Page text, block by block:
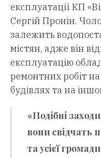
експлуатації КП
Сергій Пронін.
залежить
містян, адже він
експлуатацію
ремонтних робіт
будівлях та на
«Подібні
вони свідчать
та усієї